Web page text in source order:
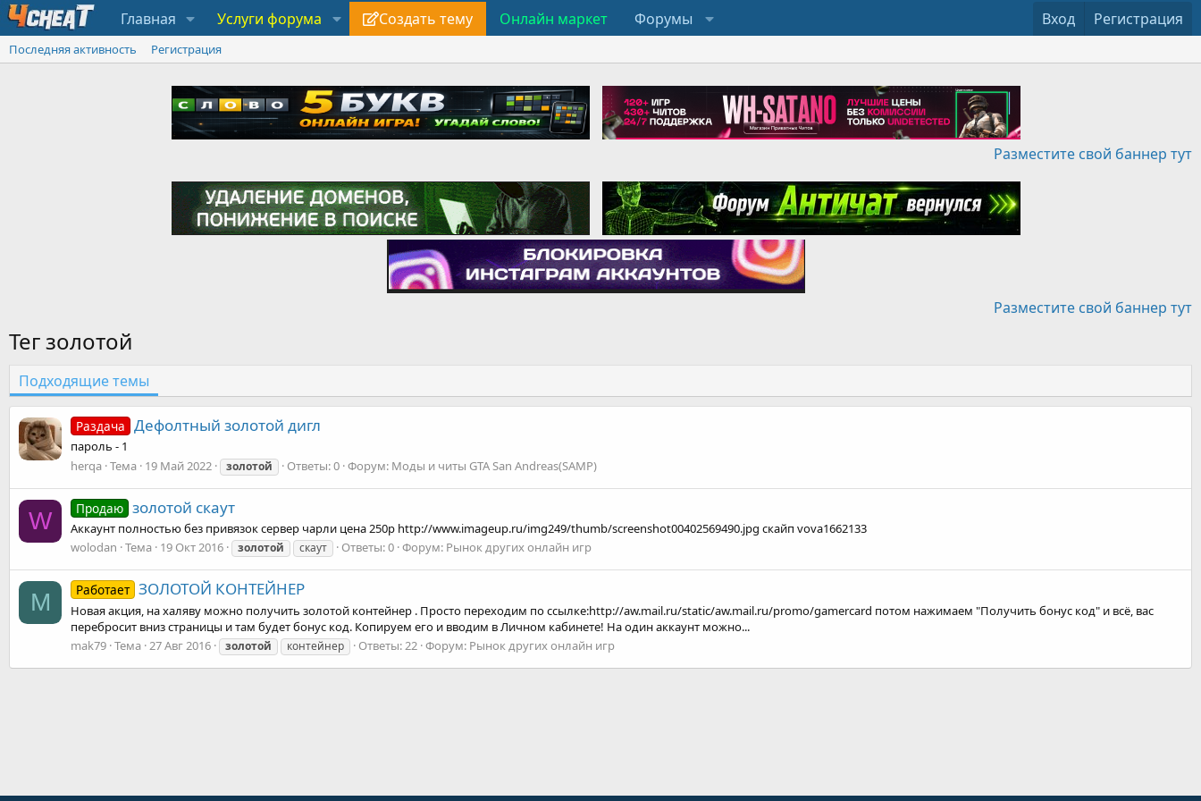
Главная Услуги форума Создать тему Онлайн маркет Форумы Вход Регистрация
Последняя активность Регистрация
Разместите свой баннер тут
Разместите свой баннер тут
Тег золотой
Подходящие темы
Раздача Дефолтный золотой дигл
пароль - 1
herqa Тема 19 Май 2022 золотой Ответы: 0 Форум: Моды и читы GTA San Andreas(SAMP)
W Продаю золотой скаут
Аккаунт полностью без привязок сервер чарли цена 250р http://www.imageup.ru/img249/thumb/screenshot00402569490.jpg скайп vova1662133
wolodan Тема 19 Окт 2016 золотой скаут Ответы: 0 Форум: Рынок других онлайн игр
M Работает ЗОЛОТОЙ КОНТЕЙНЕР
Новая акция, на халяву можно получить золотой контейнер . Просто переходим по ссылке:http://aw.mail.ru/static/aw.mail.ru/promo/gamercard потом нажимаем "Получить бонус код" и всё, вас
перебросит вниз страницы и там будет бонус код. Копируем его и вводим в Личном кабинете! На один аккаунт можно...
mak79 Тема 27 Авг 2016 золотой контейнер Ответы: 22 Форум: Рынок других онлайн игр